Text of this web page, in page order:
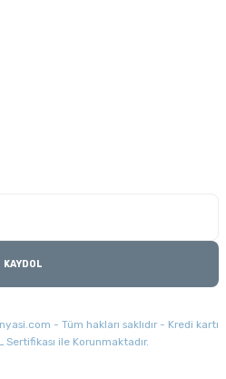
KAYDOL
- Tüm hakları saklıdır - Kredi kartı
ile Korunmaktadır.